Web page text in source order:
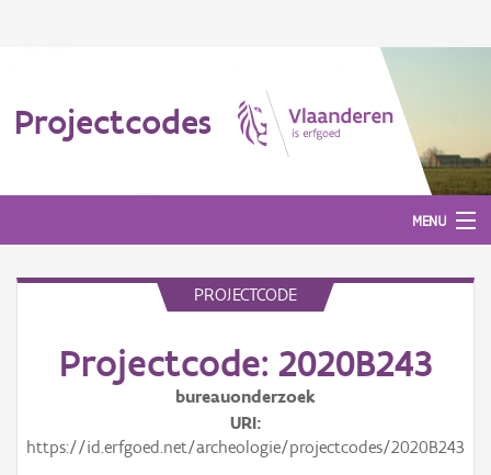
Projectcodes
MENU
PROJECTCODE
Projectcode: 2020B243
bureauonderzoek
URI
https://id.erfgoed.net/archeologie/projectcodes/2020B243